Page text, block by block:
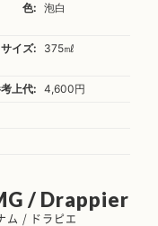
色: 泡白
サイズ: 375㎖
上代:
4,600円
/ Drappier
ム / ドラピエ